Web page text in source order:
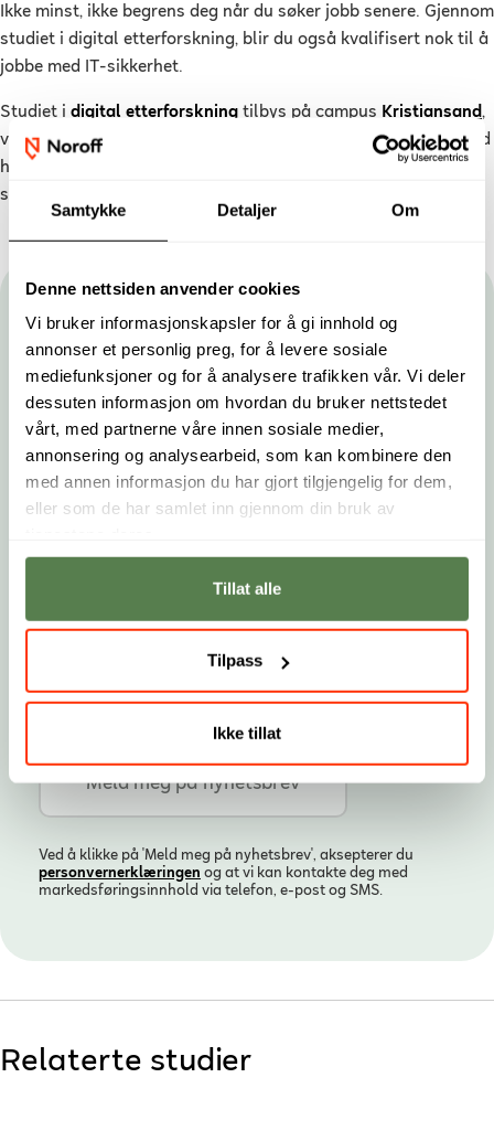
Samtykke Detaljer Om
Denne nettsiden anvender cookies
Vi bruker informasjonskapsler for å gi innhold og
annonser et personlig preg, for å levere sosiale
mediefunksjoner og for å analysere trafikken vår. Vi deler
dessuten informasjon om hvordan du bruker nettstedet
vårt, med partnerne våre innen sosiale medier,
annonsering og analysearbeid, som kan kombinere den
med annen informasjon du har gjort tilgjengelig for dem,
eller som de har samlet inn gjennom din bruk av
Tillat alle
Tilpass
Ikke tillat
Ikke minst, ikke begrens deg når du søker jobb senere. Gjennom
studiet i digital etterforskning, blir du også kvalifisert nok til å
jobbe med IT-sikkerhet.
Studiet i digital etterforskning tilbys på campus Kristiansand,
vianettstudier
. Ved å velge en bachelorgrad
hos Noroff får du et attraktivt utdanningsløp, utviklet i
samarbeid med næringslivet.
Hold deg oppdatert
Gjør som tusenvis av studenter og få nyhetsbrev fra
Noroff. Du kan når som helst melde deg av.
Fornavn
Etternavn
E-post
Landskode
Telefonnummer
Ved å klikke på 'Meld meg på nyhetsbrev', aksepterer du
personvern­erklæringen og at vi kan kontakte deg med
markedsføringsinnhold via telefon, e-post og SMS.
Relaterte studier